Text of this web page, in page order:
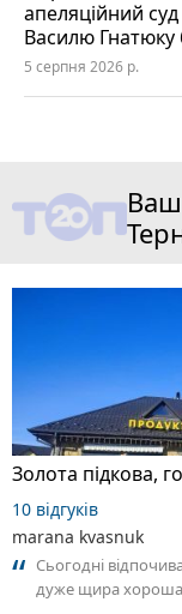
апеляційний
Василю Гнатюку
5 серпня 2026 р.
10 відгуків
marana kvasnuk
Сьогодні
дуже щира хороша